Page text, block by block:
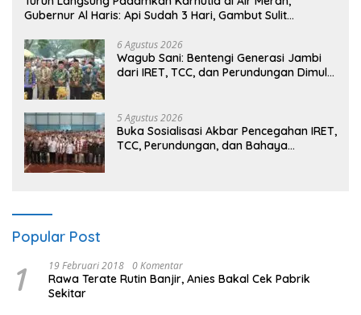
Gubernur Al Haris: Api Sudah 3 Hari, Gambut Sulit
6 Agustus 2026
Wagub Sani: Bentengi Generasi Jambi
dari IRET, TCC, dan Perundungan Dimulai
5 Agustus 2026
Buka Sosialisasi Akbar Pencegahan IRET,
TCC, Perundungan, dan Bahaya
Popular Post
1 19 Februari 2018 0 Komentar
Rawa Terate Rutin Banjir, Anies Bakal Cek Pabrik
Sekitar